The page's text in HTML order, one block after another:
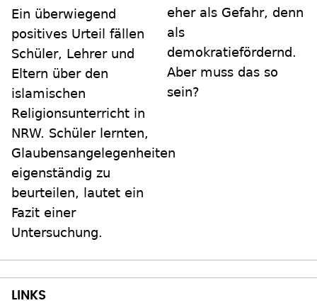
Ein überwiegend
positives Urteil fällen
Schüler, Lehrer und
Eltern über den
islamischen
Religionsunterricht in
NRW. Schüler lernten,
Glaubensangelegenheiten
eigenständig zu
beurteilen, lautet ein
Fazit einer
Untersuchung.
eher als Gefahr, denn
als
demokratiefördernd.
Aber muss das so
sein?